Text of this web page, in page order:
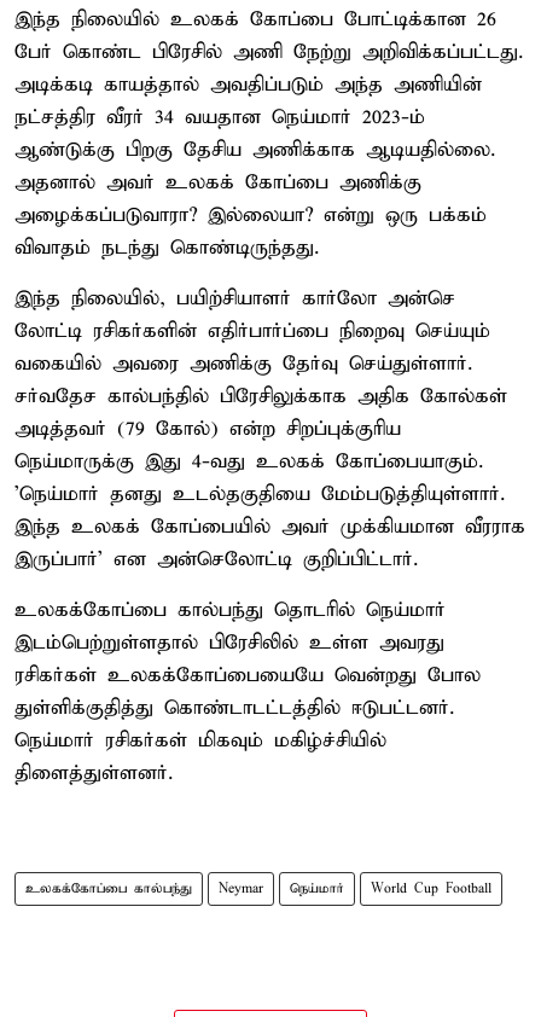
இந்த நிலையில் உலகக் கோப்பை போட்டிக்கான 26
பேர் கொண்ட பிரேசில் அணி நேற்று அறிவிக்கப்பட்டது.
அடிக்கடி காயத்தால் அவதிப்படும் அந்த அணியின்
நட்சத்திர வீரர் 34 வயதான நெய்மார் 2023-ம்
ஆண்டுக்கு பிறகு தேசிய அணிக்காக ஆடியதில்லை.
அதனால் அவர் உலகக் கோப்பை அணிக்கு
அழைக்கப்படுவாரா? இல்லையா? என்று ஒரு பக்கம்
விவாதம் நடந்து கொண்டிருந்தது.
இந்த நிலையில், பயிற்சியாளர் கார்லோ அன்செ
லோட்டி ரசிகர்களின் எதிர்பார்ப்பை நிறைவு செய்யும்
வகையில் அவரை அணிக்கு தேர்வு செய்துள்ளார்.
சர்வதேச கால்பந்தில் பிரேசிலுக்காக அதிக கோல்கள்
அடித்தவர் (79 கோல்) என்ற சிறப்புக்குரிய
நெய்மாருக்கு இது 4-வது உலகக் கோப்பையாகும்.
'நெய்மார் தனது உடல்தகுதியை மேம்படுத்தியுள்ளார்.
இந்த உலகக் கோப்பையில் அவர் முக்கியமான வீரராக
இருப்பார்' என அன்செலோட்டி குறிப்பிட்டார்.
உலகக்கோப்பை கால்பந்து தொடரில் நெய்மார்
இடம்பெற்றுள்ளதால் பிரேசிலில் உள்ள அவரது
ரசிகர்கள் உலகக்கோப்பையையே வென்றது போல
துள்ளிக்குதித்து கொண்டாடட்டத்தில் ஈடுபட்டனர்.
நெய்மார் ரசிகர்கள் மிகவும் மகிழ்ச்சியில்
திளைத்துள்ளனர்.
உலகக்கோப்பை கால்பந்து Neymar நெய்மார் World Cup Football